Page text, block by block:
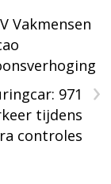
Vakmensen
›
971
tijdens
controles